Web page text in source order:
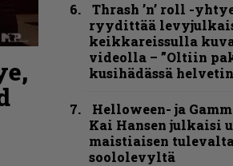
Thrash ’n’ roll -
ryydittää
keikkareissulla
videolla – ”Oltiin
kusihädässä
Helloween- ja
Kai Hansen julkaisi
maistiaisen
soololevyltä